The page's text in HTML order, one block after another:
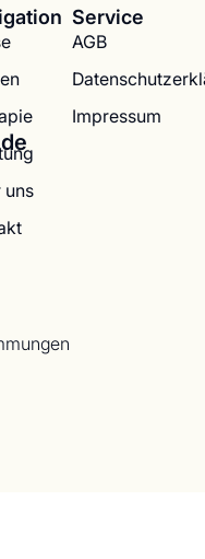
uns
Service
AGB
Impressum